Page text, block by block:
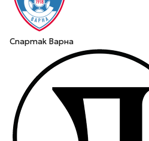
Спартак Варна